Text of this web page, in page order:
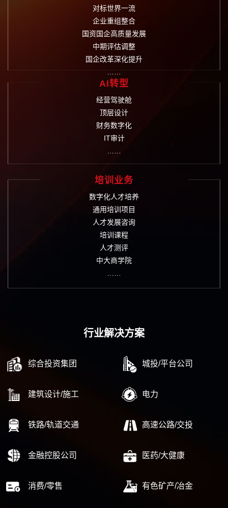
对标世界一流
企业重组整合
国资国企高质量发展
中期评估调整
国企改革深化提升
AI转型
经营驾驶舱
顶层设计
财务数字化
IT审计
培训业务
数字化人才培养
通用培训项目
人才发展咨询
培训课程
人才测评
中大商学院
行业解决方案
综合投资集团 城投/平台公司
建筑设计/施工 电力
铁路/轨道交通 高速公路/交投
金融控股公司 医药/大健康
消费/零售 有色矿产/冶金